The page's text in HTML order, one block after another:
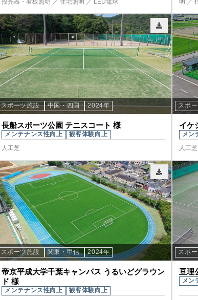
投光器・看板照明 ／ 住宅照明 ／ LED電球
明 ／
スポーツ施設 中国・四国 2024年
長船スポーツ公園 テニスコート 様
メンテナンス性向上
観客体験向上
人工芝
スポ
イケ
メン
人工芝
スポーツ施設 関東・甲信 2024年
帝京平成大学千葉キャンパス うるいどグラウン
ド 様
メンテナンス性向上 観客体験向上
スポ
亘理
メン